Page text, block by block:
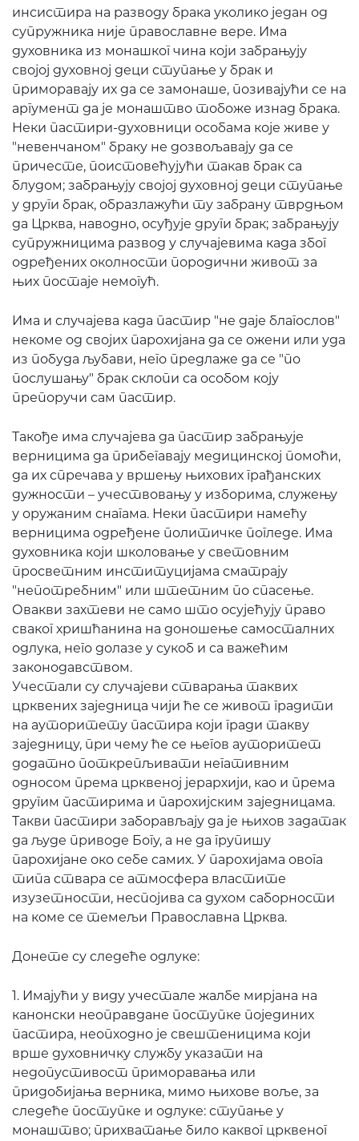
инсистира на разводу брака уколико један од
супружника није православне вере. Има
духовника из монашког чина који забрањују
својој духовној деци ступање у брак и
приморавају их да се замонаше, позивајући се на
аргумент да је монаштво тобоже изнад брака.
Неки пастири-духовници особама које живе у
"невенчаном" браку не дозвољавају да се
причесте, поистовећујући такав брак са
блудом; забрањују својој духовној деци ступање
у други брак, образлажући ту забрану тврдњом
да Црква, наводно, осуђује други брак; забрањују
супружницима развод у случајевима када због
одређених околности породични живот за
њих постаје немогућ.
Има и случајева када пастир "не даје благослов"
некоме од својих парохијана да се ожени или уда
из побуда љубави, него предлаже да се "по
послушању" брак склопи са особом коју
препоручи сам пастир.
Такође има случајева да пастир забрањује
верницима да прибегавају медицинској помоћи,
да их спречава у вршењу њихових грађанских
дужности – учествовању у изборима, служењу
у оружаним снагама. Неки пастири намећу
верницима одређене политичке погледе. Има
духовника који школовање у световним
просветним институцијама сматрају
"непотребним" или штетним по спасење.
Овакви захтеви не само што осујећују право
сваког хришћанина на доношење самосталних
одлука, него долазе у сукоб и са важећим
законодавством.
Учестали су случајеви стварања таквих
црквених заједница чији ће се живот градити
на ауторитету пастира који гради такву
заједницу, при чему ће се његов ауторитет
додатно поткрепљивати негативним
односом према црквеној јерархији, као и према
другим пастирима и парохијским заједницама.
Такви пастири заборављају да је њихов задатак
да људе приводе Богу, а не да групишу
парохијане око себе самих. У парохијама овога
типа ствара се атмосфера властите
изузетности, неспојива са духом саборности
на коме се темељи Православна Црква.
Донете су следеће одлуке:
1. Имајући у виду учестале жалбе мирјана на
канонски неоправдане поступке појединих
пастира, неопходно је свештеницима који
врше духовничку службу указати на
недопустивост приморавања или
придобијања верника, мимо њихове воље, за
следеће поступке и одлуке: ступање у
монаштво; прихватање било каквог црквеног